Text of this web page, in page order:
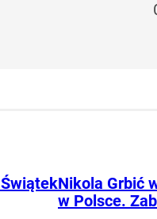
ŚwiątekNikola Grbić
w Polsce.